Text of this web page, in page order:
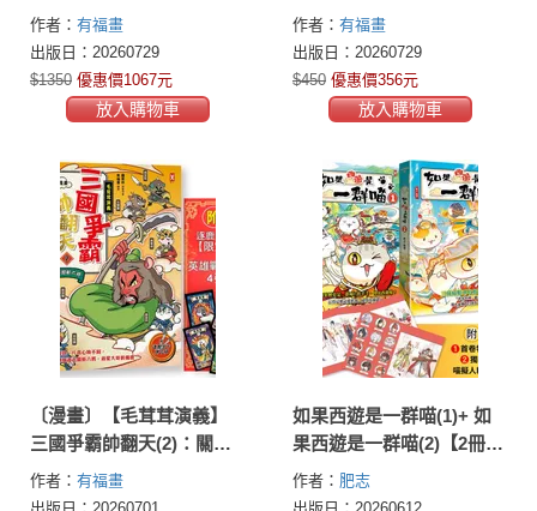
套書：超值贈『英雄集結•
逐鹿天下大作戰』遊戲地
圖+12張英雄戰鬥卡
作者： 有福畫
出版日：20260729
$1350 優惠價1067元
放入購物車
喵，草船借箭(附?逐鹿天下
「限定」英雄戰鬥卡4張）
作者： 有福畫
出版日：20260729
$450 優惠價356元
放入購物車
〔漫畫〕【毛茸茸演義】
三國爭霸帥翻天(2)：關羽
獅，過五關斬六將(附逐鹿
天下「限定」英雄戰鬥卡4
作者： 有福畫
如果西遊是一群喵(1)+ 如
果西遊是一群喵(2)【2冊套
書】
作者： 肥志